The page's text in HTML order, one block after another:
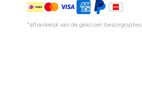
*afhankelijk van de gekozen bezorgopties